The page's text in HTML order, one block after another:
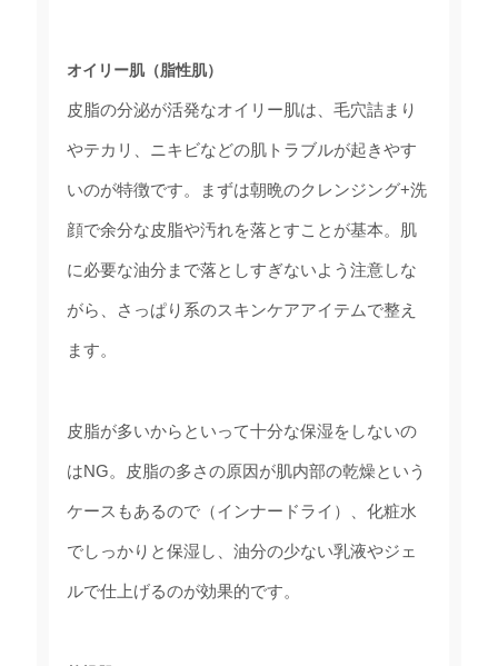
オイリー肌（脂性肌）
皮脂の分泌が活発なオイリー肌は、毛穴詰まり
やテカリ、ニキビなどの肌トラブルが起きやす
いのが特徴です。まずは朝晩のクレンジング+洗
顔で余分な皮脂や汚れを落とすことが基本。肌
に必要な油分まで落としすぎないよう注意しな
がら、さっぱり系のスキンケアアイテムで整え
ます。
皮脂が多いからといって十分な保湿をしないの
はNG。皮脂の多さの原因が肌内部の乾燥という
ケースもあるので（インナードライ）、化粧水
でしっかりと保湿し、油分の少ない乳液やジェ
ルで仕上げるのが効果的です。